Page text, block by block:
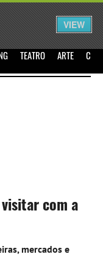
Iniciar Sessão
TEATRO ARTE
com a
mercados e
VIEW